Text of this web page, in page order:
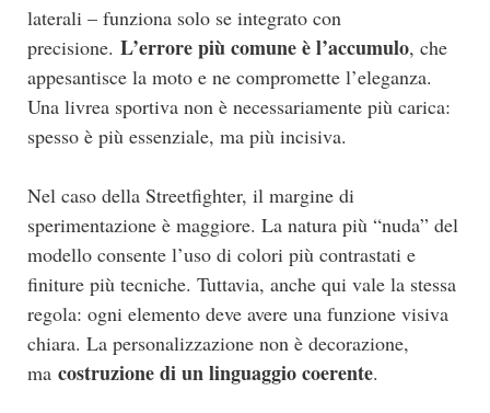
laterali – funziona solo se integrato con
precisione. L’errore più comune è l’accumulo, che
appesantisce la moto e ne compromette l’eleganza.
Una livrea sportiva non è necessariamente più carica:
spesso è più essenziale, ma più incisiva.
Nel caso della Streetfighter, il margine di
sperimentazione è maggiore. La natura più “nuda” del
modello consente l’uso di colori più contrastati e
finiture più tecniche. Tuttavia, anche qui vale la stessa
regola: ogni elemento deve avere una funzione visiva
chiara. La personalizzazione non è decorazione,
ma costruzione di un linguaggio coerente.